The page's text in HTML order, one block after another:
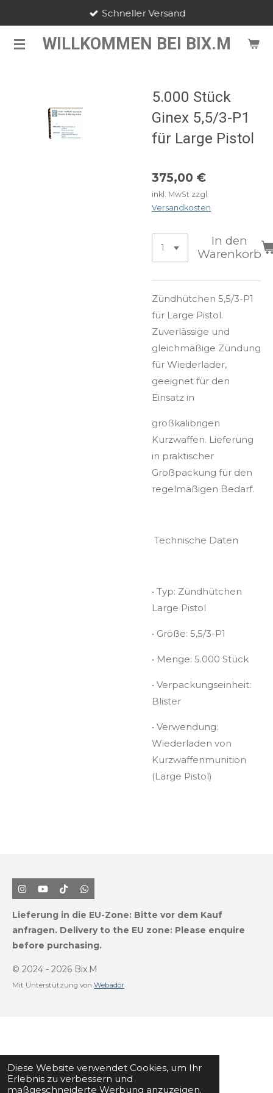
Diese Website verwendet Cookies, um Ihr
Erlebnis zu verbessern und
maßgeschneiderte Werbung anzuzeigen.
springen WILLKOMMEN BEI BIX.M
Schneller Versand
5.000 Stück
Ginex 5,5/3-P1
für Large Pistol
375,00 €
inkl. MwSt zzgl.
Versandkosten
In den
Warenkorb
Zündhütchen 5,5/3-P1
für Large Pistol.
Zuverlässige und
gleichmäßige Zündung
für Wiederlader,
geeignet für den
Einsatz in
großkalibrigen
Kurzwaffen. Lieferung
in praktischer
Großpackung für den
regelmäßigen Bedarf.
Technische Daten
• Typ: Zündhütchen
Large Pistol
• Größe: 5,5/3-P1
• Menge: 5.000 Stück
• Verpackungseinheit:
Blister
• Verwendung:
Wiederladen von
Kurzwaffenmunition
(Large Pistol)
I
n
t
a
r
m
Y
o
T
u
e
T
i
k
T
o
W
h
t
s
p
Lieferung in die EU-Zone: Bitte vor dem Kauf
anfragen. Delivery to the EU zone: Please enquire
before purchasing.
© 2024 - 2026 Bix.M
Mit Unterstützung von Webador